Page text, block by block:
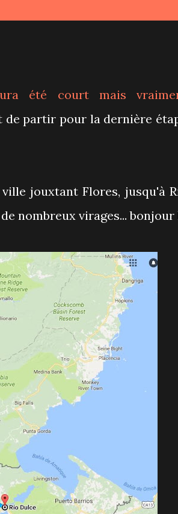
été court mais
partir pour la dernière
jouxtant Flores, jusqu'à
nombreux virages... bonjour